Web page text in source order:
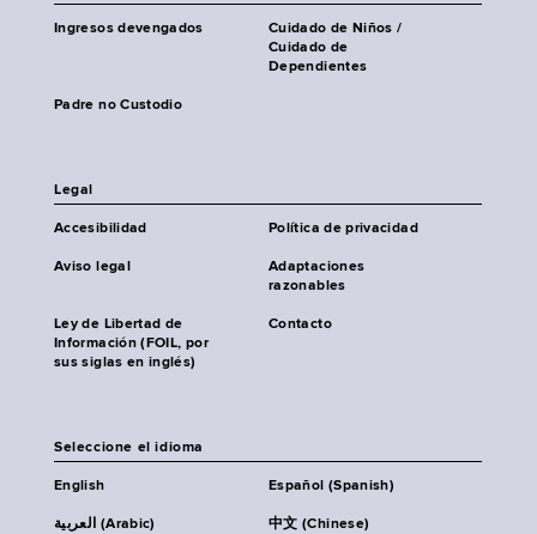
Ingresos devengados
Cuidado de Niños /
Cuidado de
Dependientes
Padre no Custodio
Legal
Accesibilidad Política de privacidad
Aviso legal
Adaptaciones
razonables
Ley de Libertad de
Información (FOIL, por
sus siglas en inglés)
Contacto
Seleccione el idioma
English Español (Spanish)
العربية (Arabic) 中文 (Chinese)